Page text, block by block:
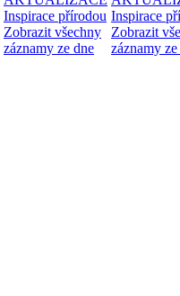
Inspirace přírodou
Zobrazit všechny
záznamy ze dne
Inspirace
Zobrazit
záznamy